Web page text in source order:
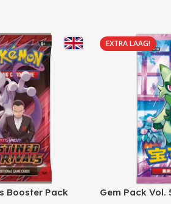
Booster Pack
EXTRA LAAG!
Gem Pack Vol.